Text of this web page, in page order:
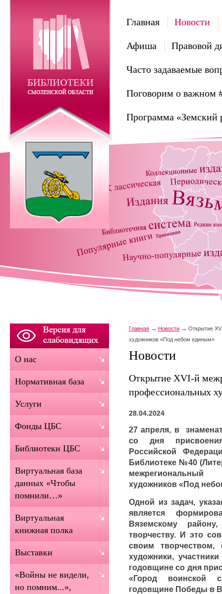
Главная Новости
Афиша Правовой
Часто задаваемые
Поговорим о важном
Программа «Земский
Главная Новости
Открытие
художников «Под небом единым»
Новости
Открытие XVI-й
профессиональных
28.04.2024
27 апреля, в
со дня
Российской
Библиотеке №40
художников «Под
Одной из задач,
является
Вяземскому
творчеству. И это
своим
художники,
годовщине со дня
«Город воинской
годовщине Победы в
О нас
Нормативная база
Услуги
Фонды ЦБС
Библиотеки ЦБС
Виртуальная база
данных «Чтобы
помнили…»
Виртуальная
книжная полка
Выставки
«Войны не видели,
но помним...»,